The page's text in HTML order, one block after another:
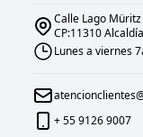
Calle Lago
CP:11310
Lunes a viernes
+ 55 9126 9007